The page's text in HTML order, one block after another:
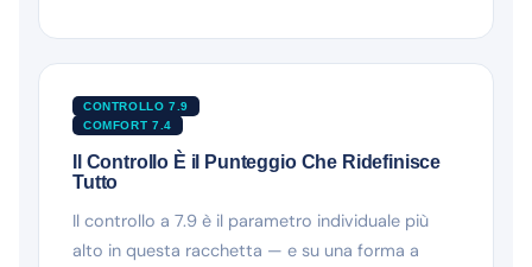
CONTROLLO 7.9
COMFORT 7.4
Il Controllo È il Punteggio Che Ridefinisce
Tutto
Il controllo a 7.9 è il parametro individuale più
alto in questa racchetta — e su una forma a